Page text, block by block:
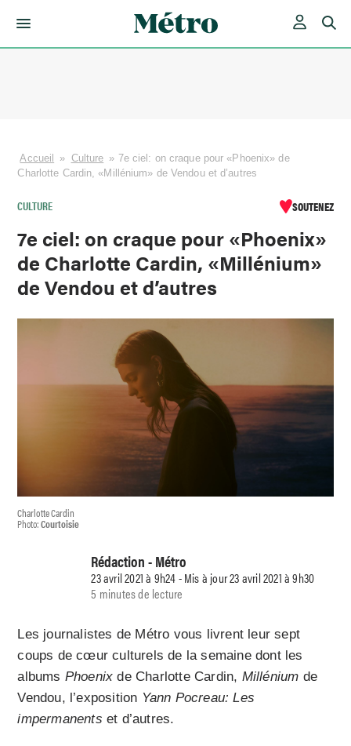
Accueil » Culture » 7e ciel: on craque pour «Phoenix» de
Charlotte Cardin, «Millénium» de Vendou et d’autres
CULTURE SOUTENEZ
7e ciel: on craque pour «Phoenix»
de Charlotte Cardin, «Millénium»
de Vendou et d’autres
Charlotte Cardin
Photo:Courtoisie
Rédaction - Métro
23 avril 2021 à 9h24 - Mis à jour 23 avril 2021 à 9h30
5 minutes de lecture
Les journalistes de Métro vous livrent leur sept
coups de cœur culturels de la semaine dont les
albums Phoenix de Charlotte Cardin, Millénium de
Vendou, l’exposition Yann Pocreau: Les
impermanents et d’autres.